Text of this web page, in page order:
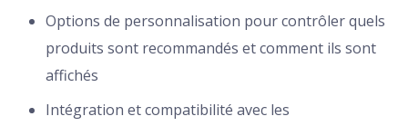
Options de personnalisation pour contrôler quels
produits sont recommandés et comment ils sont
affichés
Intégration et compatibilité avec les